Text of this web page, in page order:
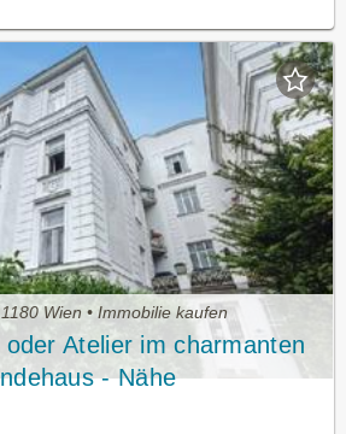
Wien • Immobilie kaufen
Atelier im charmanten
- Nähe
(Linie 41)